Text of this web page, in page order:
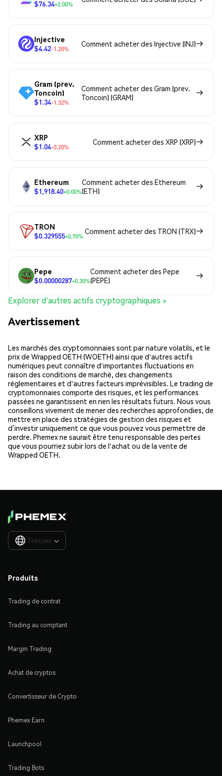
$76.34+2.00%
Injective
$4.42-1.20%
Comment acheter des Injective (INJ)
Gram (prev.
Toncoin)
$1.34-1.32%
Comment acheter des Gram (prev.
Toncoin) (GRAM)
XRP
$1.04-0.20%
Comment acheter des XRP (XRP)
Ethereum
$1,918.40+0.00%
Comment acheter des Ethereum
(ETH)
TRON
$0.329555+0.70%
Comment acheter des TRON (TRX)
Pepe
$0.00000287+0.30%
Comment acheter des Pepe
(PEPE)
Explorer d'autres actifs cryptographiques >
Avertissement
Les marchés des cryptomonnaies sont par nature volatils, et le
prix de Wrapped OETH (WOETH) ainsi que d'autres actifs
numériques peut connaître d'importantes fluctuations en
raison des conditions de marché, des changements
réglementaires et d'autres facteurs imprévisibles. Le trading de
cryptomonnaies comporte des risques, et les performances
passées ne garantissent en rien les résultats futurs. Nous vous
conseillons vivement de mener des recherches approfondies, de
mettre en place des stratégies de gestion des risques et
d’investir uniquement ce que vous pouvez vous permettre de
perdre. Phemex ne saurait être tenu responsable des pertes
que vous pourriez subir lors de l'achat ou de la vente de
Wrapped OETH.
Français 
Produits
Trading de contrat
Trading au comptant
Margin Trading
Achat de cryptos
Convertisseur de Crypto
Phemex Earn
Launchpool
Trading Bots